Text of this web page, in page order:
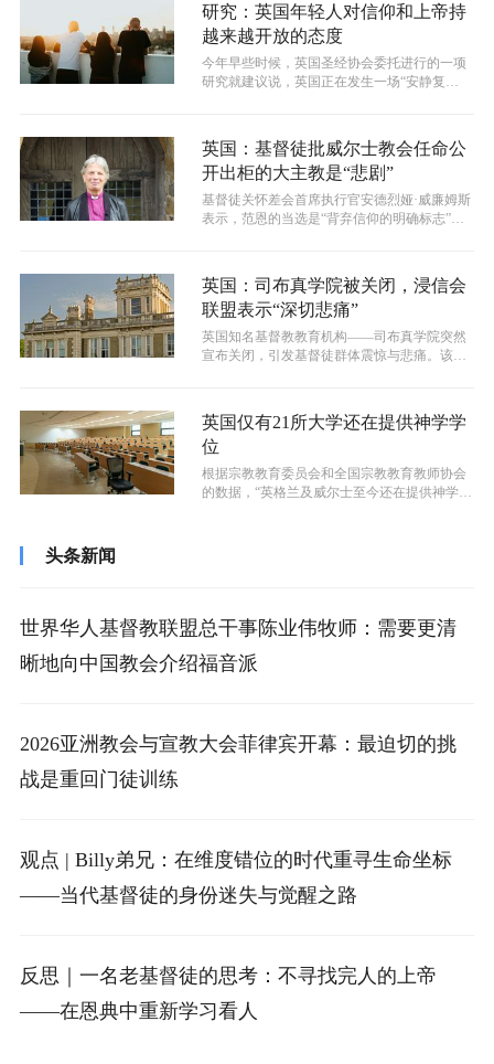
研究：英国年轻人对信仰和上帝持
越来越开放的态度
今年早些时候，英国圣经协会委托进行的一项
研究就建议说，英国正在发生一场“安静复
英国：基督徒批威尔士教会任命公
开出柜的大主教是“悲剧”
基督徒关怀差会首席执行官安德烈娅·威廉姆斯
表示，范恩的当选是“背弃信仰的明确标志”，
英国：司布真学院被关闭，浸信会
联盟表示“深切悲痛”
英国知名基督教教育机构——司布真学院突然
宣布关闭，引发基督徒群体震惊与悲痛。该学
英国仅有21所大学还在提供神学学
位
根据宗教教育委员会和全国宗教教育教师协会
的数据，“英格兰及威尔士至今还在提供神学和
头条新闻
世界华人基督教联盟总干事陈业伟牧师：需要更清
晰地向中国教会介绍福音派
2026亚洲教会与宣教大会菲律宾开幕：最迫切的挑
战是重回门徒训练
观点 | Billy弟兄：在维度错位的时代重寻生命坐标
——当代基督徒的身份迷失与觉醒之路
反思｜一名老基督徒的思考：不寻找完人的上帝
——在恩典中重新学习看人